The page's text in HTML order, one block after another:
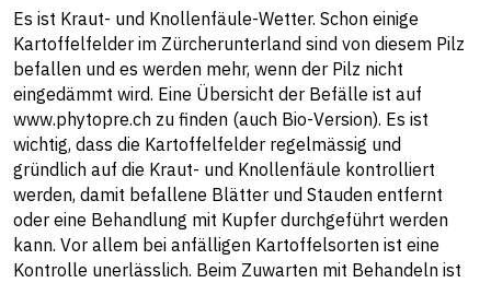
Es ist Kraut- und Knollenfäule-Wetter. Schon einige
Kartoffelfelder im Zürcherunterland sind von diesem Pilz
befallen und es werden mehr, wenn der Pilz nicht
eingedämmt wird. Eine Übersicht der Befälle ist auf
www.phytopre.ch zu finden (auch Bio-Version). Es ist
wichtig, dass die Kartoffelfelder regelmässig und
gründlich auf die Kraut- und Knollenfäule kontrolliert
werden, damit befallene Blätter und Stauden entfernt
oder eine Behandlung mit Kupfer durchgeführt werden
kann. Vor allem bei anfälligen Kartoffelsorten ist eine
Kontrolle unerlässlich. Beim Zuwarten mit Behandeln ist